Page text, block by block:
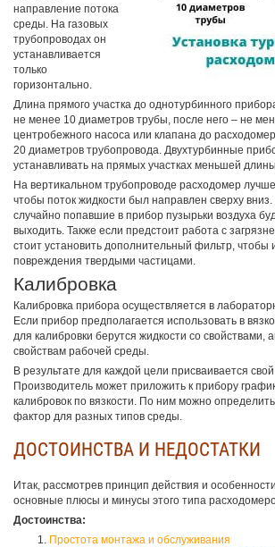
направление потока
среды. На газовых
трубопроводах он
устанавливается
только
горизонтально.
Длина прямого участка до однотурбинного
не менее 10 диаметров трубы, после него – не
центробежного насоса или клапана до
20 диаметров трубопровода. Двухтурбинные
устанавливать на прямых участках меньшей длины.
На вертикальном трубопроводе расходомер лучше
чтобы поток жидкости был направлен сверху вниз.
случайно попавшие в прибор пузырьки воздуха
выходить. Также если предстоит работа с
стоит установить дополнительный фильтр, чтобы
повреждения твердыми частицами.
Калибровка
Калибровка прибора осуществляется в
Если прибор предполагается использовать в
для калибровки берутся жидкости со свойствами,
свойствам рабочей среды.
В результате для каждой цели присваивается
Производитель может приложить к прибору
калибровок по вязкости. По ним можно
фактор для разных типов среды.
ДОСТОИНСТВА И НЕДОСТАТКИ
Итак, рассмотрев принцип действия и
основные плюсы и минусы этого типа
Достоинства:
Простота монтажа и обслуживания